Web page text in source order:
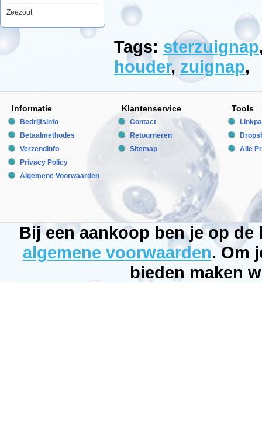
Zeezout
voorraad
Tags: sterzuignap
houder, zuignap,
Informatie
Bedrijfsinfo
Betaalmethodes
Verzendinfo
Privacy Policy
Algemene Voorwaarden
Klantenservice
Contact
Retourneren
Sitemap
Tools
Alle
Bij een aankoop ben je op
algemene voorwaarden. Om
bieden maken